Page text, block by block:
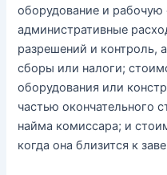
оборудование и рабочую
административные
разрешений и контроль,
сборы или налоги;
оборудования или
частью окончательного
найма комиссара; и
когда она близится к